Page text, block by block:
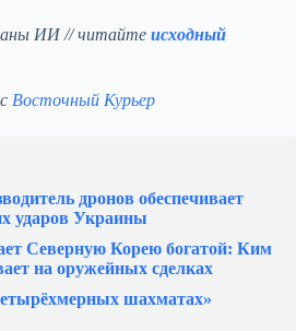
ИИ // читайте исходный
Восточный Курьер
дронов обеспечивает
ударов Украины
Северную Корею богатой: Ким
на оружейных сделках
шахматах»